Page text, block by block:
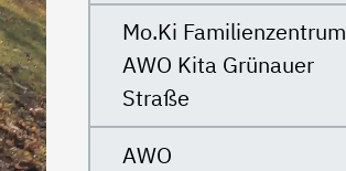
Mo.Ki Familienzentrum
AWO Kita Grünauer
Straße
AWO